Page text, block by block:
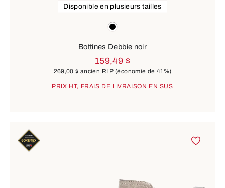
noir
Disponible en plusieurs tailles
Bottines Debbie noir
159,49 $
269,00 $ ancien RLP(économie de 41%)
PRIX HT, FRAIS DE LIVRAISON EN SUS